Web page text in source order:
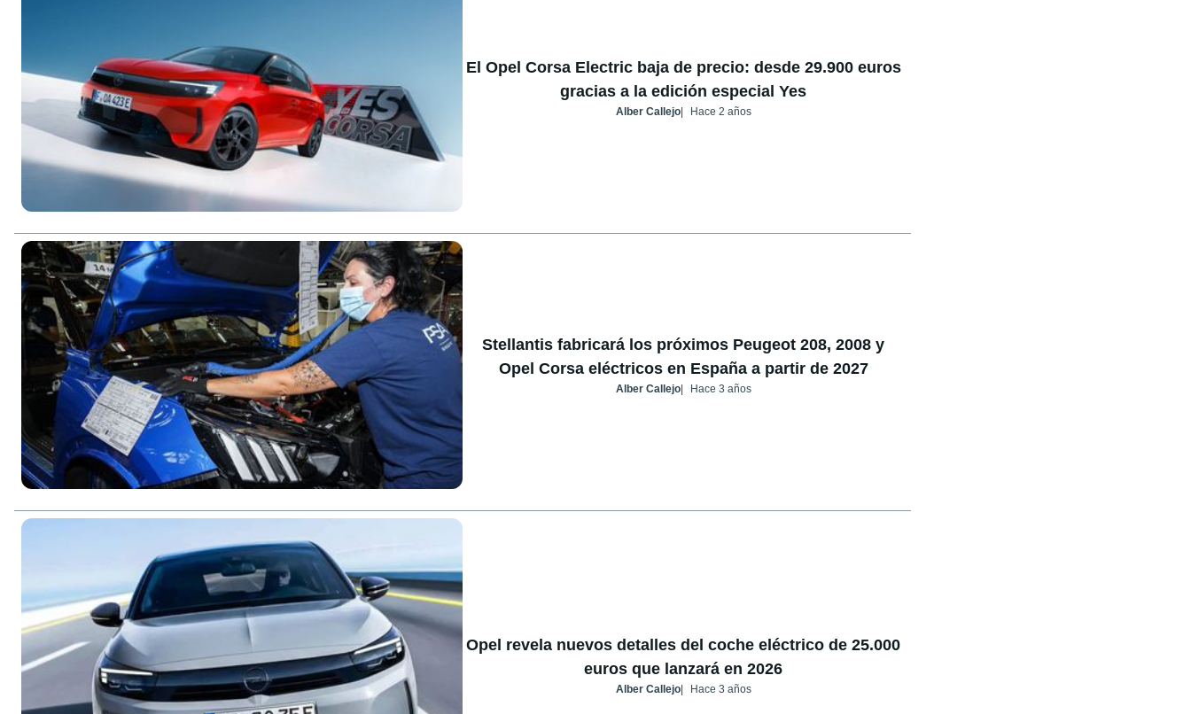
El Opel Corsa Electric baja de precio: desde 29.900 euros
gracias a la edición especial Yes
Alber Callejo Hace 2 años
Stellantis fabricará los próximos Peugeot 208, 2008 y
Opel Corsa eléctricos en España a partir de 2027
Alber Callejo Hace 3 años
Opel revela nuevos detalles del coche eléctrico de 25.000
euros que lanzará en 2026
Alber Callejo Hace 3 años